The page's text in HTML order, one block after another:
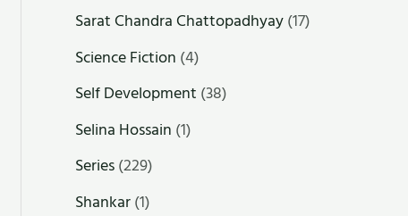
Sarat Chandra Chattopadhyay(17)
Science Fiction (4)
Self Development (38)
Selina Hossain (1)
Series(229)
Shankar(1)